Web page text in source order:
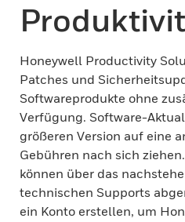
Honeywell Productivity
Patches und
Softwareprodukte ohne
Verfügung. Software-
größeren Version auf eine
Gebühren nach sich
können über das
technischen Supports
ein Konto erstellen, um